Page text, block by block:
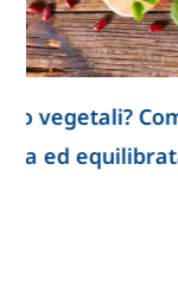
Spermatozoi
apre nuove